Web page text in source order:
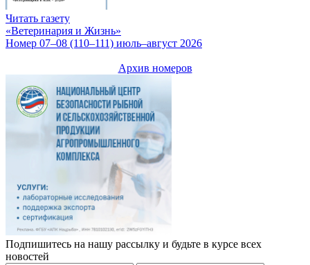
Читать газету
«Ветеринария и Жизнь»
Номер 07–08 (110–111) июль–август 2026
Архив номеров
Подпишитесь на нашу рассылку и будьте в курсе всех
новостей